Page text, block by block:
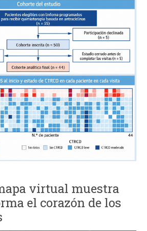
virtual muestra
el corazón de los